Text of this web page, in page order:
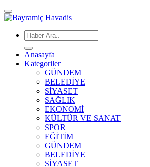
Anasayfa
Kategoriler
GÜNDEM
BELEDİYE
SİYASET
SAĞLIK
EKONOMİ
KÜLTÜR VE SANAT
SPOR
EĞİTİM
GÜNDEM
BELEDİYE
SİYASET